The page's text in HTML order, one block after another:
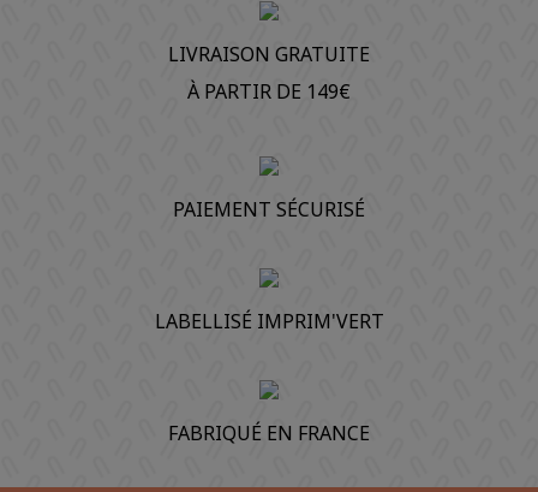
LIVRAISON GRATUITE
À PARTIR DE 149€
PAIEMENT SÉCURISÉ
LABELLISÉ IMPRIM'VERT
FABRIQUÉ EN FRANCE